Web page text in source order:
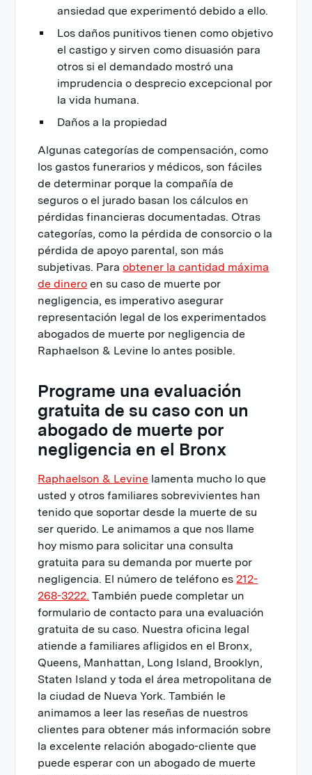
ansiedad que experimentó debido a ello.
Los daños punitivos tienen como objetivo
el castigo y sirven como disuasión para
otros si el demandado mostró una
imprudencia o desprecio excepcional por
la vida humana.
Daños a la propiedad
Algunas categorías de compensación, como
los gastos funerarios y médicos, son fáciles
de determinar porque la compañía de
seguros o el jurado basan los cálculos en
pérdidas financieras documentadas. Otras
categorías, como la pérdida de consorcio o la
pérdida de apoyo parental, son más
subjetivas. Paraobtener la cantidad máxima
de dinero en su caso de muerte por
negligencia, es imperativo asegurar
representación legal de los experimentados
abogados de muerte por negligencia de
Raphaelson & Levine lo antes posible.
Programe una evaluación
gratuita de su caso con un
abogado de muerte por
negligencia en el Bronx
Raphaelson & Levine lamenta mucho lo que
usted y otros familiares sobrevivientes han
tenido que soportar desde la muerte de su
ser querido. Le animamos a que nos llame
hoy mismo para solicitar una consulta
gratuita para su demanda por muerte por
negligencia. El número de teléfono es212-
268-3222. También puede completar un
formulario de contacto para una evaluación
gratuita de su caso. Nuestra oficina legal
atiende a familiares afligidos en el Bronx,
Queens, Manhattan, Long Island, Brooklyn,
Staten Island y toda el área metropolitana de
la ciudad de Nueva York. También le
animamos a leer las reseñas de nuestros
clientes para obtener más información sobre
la excelente relación abogado-cliente que
puede esperar con un abogado de muerte